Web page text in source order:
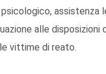
assistenza
alle
vittime di reato.